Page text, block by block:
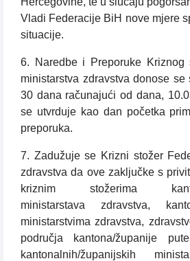
Vladi Federacije BiH nove mjere
situacije.
6. Naredbe i Preporuke Kriznog
ministarstva zdravstva donose se
30 dana računajući od dana,
se utvrduje kao dan početka
preporuka.
7. Zadužuje se Krizni stožer
zdravstva da ove zaključke s
kriznim stožerima
ministarstava zdravstva,
ministarstvima zdravstva,
područja kantona/županije
kantonalnih/županijskih